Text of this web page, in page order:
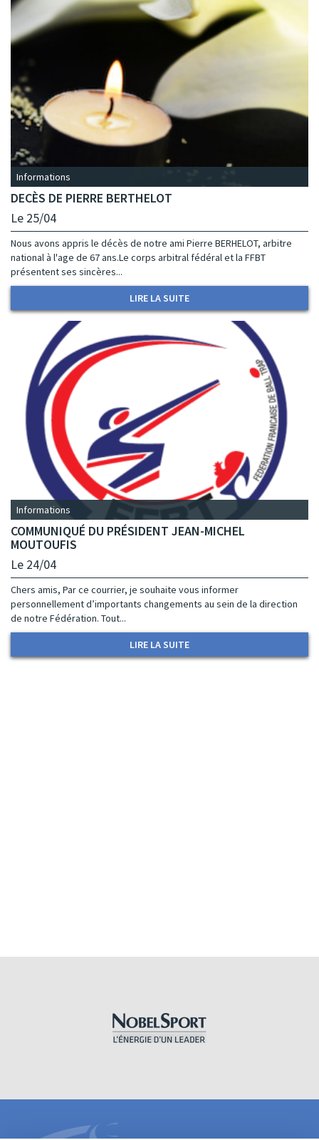
Informations
DECÈS DE PIERRE BERTHELOT
Le 25/04
Nous avons appris le décès de notre ami Pierre BERHELOT, arbitre
national à l'age de 67 ans.Le corps arbitral fédéral et la FFBT
présentent ses sincères...
LIRE LA SUITE
Informations
COMMUNIQUÉ DU PRÉSIDENT JEAN-MICHEL
MOUTOUFIS
Le 24/04
Chers amis, Par ce courrier, je souhaite vous informer
personnellement d’importants changements au sein de la direction
de notre Fédération. Tout...
LIRE LA SUITE